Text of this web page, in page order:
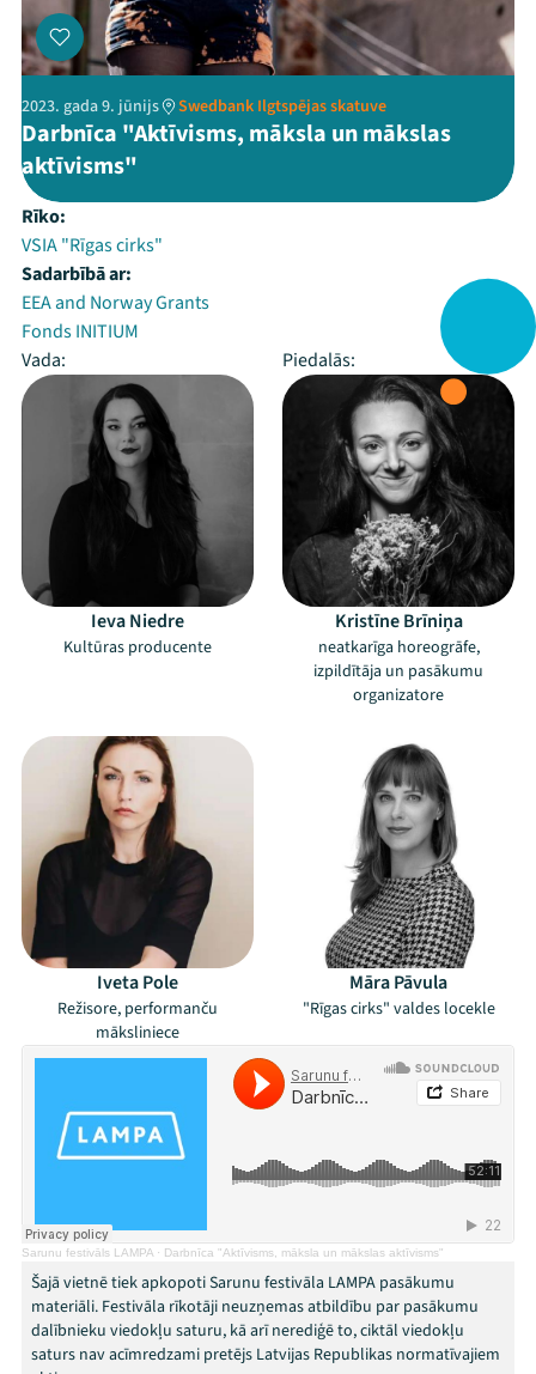
Mana programma
Programma
Arhīvs
2023. gada 9. jūnijs Swedbank Ilgtspējas skatuve
Darbnīca "Aktīvisms, māksla un mākslas
aktīvisms"
Rīko:
VSIA "Rīgas cirks"
Sadarbībā ar:
EEA and Norway Grants
Fonds INITIUM
Vada:
Piedalās:
Ieva Niedre
Kultūras producente
Kristīne Brīniņa
neatkarīga horeogrāfe,
izpildītāja un pasākumu
organizatore
Iveta Pole
Režisore, performanču
māksliniece
Māra Pāvula
"Rīgas cirks" valdes locekle
Sarunu festivāls LAMPA · Darbnīca "Aktīvisms, māksla un mākslas aktīvisms"
Šajā vietnē tiek apkopoti Sarunu festivāla LAMPA pasākumu
materiāli. Festivāla rīkotāji neuzņemas atbildību par pasākumu
dalībnieku viedokļu saturu, kā arī nerediģē to, ciktāl viedokļu
saturs nav acīmredzami pretējs Latvijas Republikas normatīvajiem